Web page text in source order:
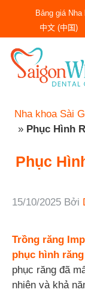
nội
dung
Bảng giá
中文 (中国)
Nha khoa Sài
» Phục Hình
Phục
15/10/2025 Bởi
Trồng răng
phục hình răng
phục răng đã
nhiên và khả